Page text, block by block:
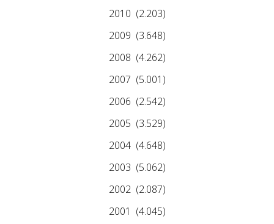
2010 (2.203)
2009 (3.648)
2008 (4.262)
2007 (5.001)
2006 (2.542)
2005 (3.529)
2004 (4.648)
2003 (5.062)
2002 (2.087)
2001 (4.045)